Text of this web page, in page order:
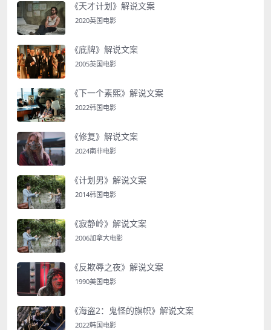
《天才计划》解说文案
2020英国电影
《底牌》解说文案
2005英国电影
《下一个素熙》解说文案
2022韩国电影
《修复》解说文案
2024南非电影
《计划男》解说文案
2014韩国电影
《寂静岭》解说文案
2006加拿大电影
《反欺辱之夜》解说文案
1990美国电影
《海盗2：鬼怪的旗帜》解说文案
2022韩国电影